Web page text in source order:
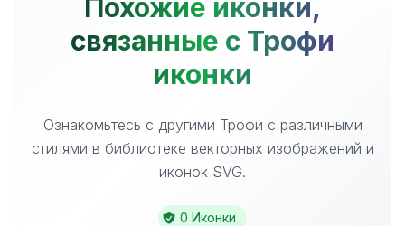
Похожие иконки,
связанные с Трофи
иконки
Ознакомьтесь с другими Трофи с различными
стилями в библиотеке векторных изображений и
иконок SVG.
0 Иконки